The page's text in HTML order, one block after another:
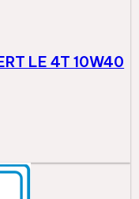
LE 4T 10W40